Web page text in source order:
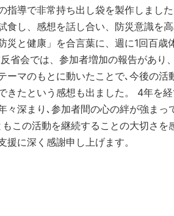
指導で非常持ち出し袋を製作しました
食し、感想を話し合い、防災意識を高
災と健康」を合言葉に、週に1回百歳
省会では、参加者増加の報告があり
ーマのもとに動いたことで､今後の活
きたという感想も出ました。 4年を
々深まり､参加者間の心の絆が強まっ
この活動を継続することの大切さを
援に深く感謝申し上げます。